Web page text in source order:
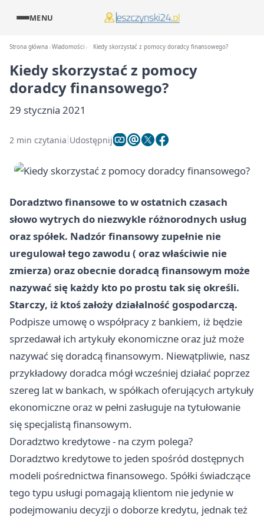
MENU
Strona główna Wiadomości Kiedy skorzystać z pomocy doradcy finansowego?
Kiedy skorzystać z pomocy
doradcy finansowego?
29 stycznia 2021
2 min czytania Udostępnij
Doradztwo finansowe to w ostatnich czasach
słowo wytrych do niezwykle różnorodnych usług
oraz spółek. Nadzór finansowy zupełnie nie
uregulował tego zawodu ( oraz właściwie nie
zmierza) oraz obecnie doradcą finansowym może
nazywać się każdy kto po prostu tak się określi.
Starczy, iż ktoś założy działalność gospodarczą.
Podpisze umowę o współpracy z bankiem, iż będzie
sprzedawał ich artykuły ekonomiczne oraz już może
nazywać się doradcą finansowym. Niewątpliwie, nasz
przykładowy doradca mógł wcześniej działać poprzez
szereg lat w bankach, w spółkach oferujących artykuły
ekonomiczne oraz w pełni zasługuje na tytułowanie
się specjalistą finansowym.
Doradztwo kredytowe - na czym polega?
Doradztwo kredytowe to jeden spośród dostępnych
modeli pośrednictwa finansowego. Spółki świadczące
tego typu usługi pomagają klientom nie jedynie w
podejmowaniu decyzji o doborze kredytu, jednak też